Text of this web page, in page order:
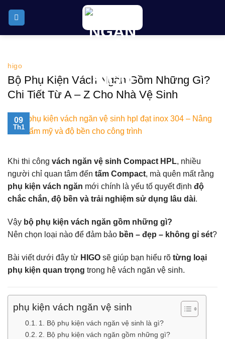
higo
Bộ Phụ Kiện Vách Ngăn Gồm Những Gì?
Chi Tiết Từ A – Z Cho Nhà Vệ Sinh
09
Th1
Khi thi công vách ngăn vệ sinh Compact HPL, nhiều
người chỉ quan tâm đến tấm Compact, mà quên mất rằng
phụ kiện vách ngăn mới chính là yếu tố quyết định độ
chắc chắn, độ bền và trải nghiệm sử dụng lâu dài.
Vậy bộ phụ kiện vách ngăn gồm những gì?
Nên chọn loại nào để đảm bảo bền – đẹp – không gỉ sét?
Bài viết dưới đây từ HIGO sẽ giúp bạn hiểu rõ từng loại
phụ kiện quan trọng trong hệ vách ngăn vệ sinh.
phụ kiện vách ngăn vệ sinh
1. Bộ phụ kiện vách ngăn vệ sinh là gì?
2. Bộ phụ kiện vách ngăn gồm những gì?